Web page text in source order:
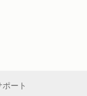
ート